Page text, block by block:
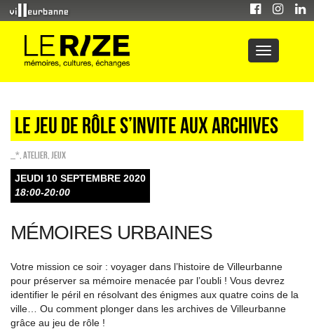
Le jeu de rôle s’invite aux archives
_* Atelier Jeux
JEUDI 10 SEPTEMBRE 2020
18:00-20:00
MÉMOIRES URBAINES
Votre mission ce soir : voyager dans l’histoire de Villeurbanne
pour préserver sa mémoire menacée par l’oubli ! Vous devrez
identifier le péril en résolvant des énigmes aux quatre coins de la
ville… Ou comment plonger dans les archives de Villeurbanne
grâce au jeu de rôle !